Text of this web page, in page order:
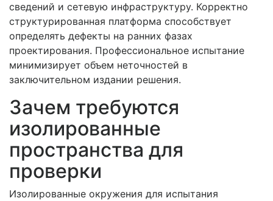
сведений и сетевую инфраструктуру. Корректно
структурированная платформа способствует
определять дефекты на ранних фазах
проектирования. Профессиональное испытание
минимизирует объем неточностей в
заключительном издании решения.
Зачем требуются
изолированные
пространства для
проверки
Изолированные окружения для испытания